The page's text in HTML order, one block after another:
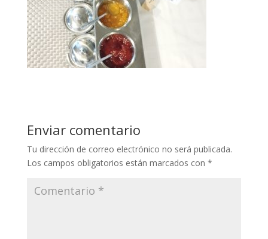
Enviar comentario
Tu dirección de correo electrónico no será publicada.
Los campos obligatorios están marcados con *